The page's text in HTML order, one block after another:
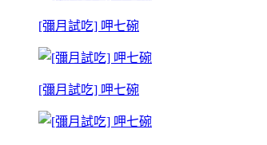
[彌月試吃] 呷七碗
[彌月試吃] 呷七碗